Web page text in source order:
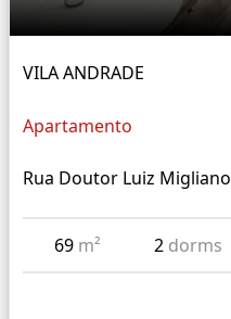
VILA ANDRADE
Apartamento
Rua Doutor Luiz Migliano
69 m² 2 dorms